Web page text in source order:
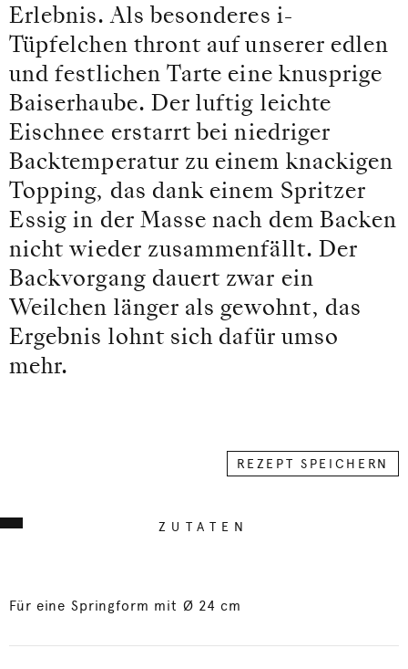
Erlebnis. Als besonderes i-
Tüpfelchen thront auf unserer edlen
und festlichen Tarte eine knusprige
Baiserhaube. Der luftig leichte
Eischnee erstarrt bei niedriger
Backtemperatur zu einem knackigen
Topping, das dank einem Spritzer
Essig in der Masse nach dem Backen
nicht wieder zusammenfällt. Der
Backvorgang dauert zwar ein
Weilchen länger als gewohnt, das
Ergebnis lohnt sich dafür umso
mehr.
REZEPT SPEICHERN
ZUTATEN
Für eine Springform mit Ø 24 cm